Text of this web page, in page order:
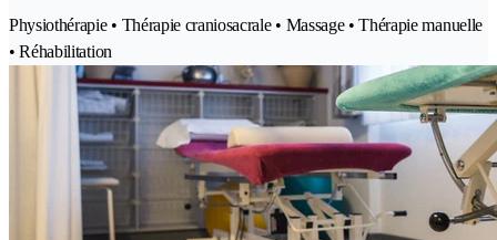
Physiothérapie • Thérapie craniosacrale • Massage • Thérapie manuelle
• Réhabilitation